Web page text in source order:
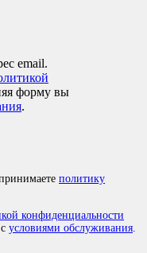
email.
форму вы
.
политику
конфиденциальности
условиями обслуживания